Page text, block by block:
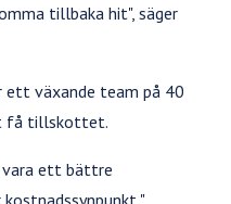
tillbaka hit", säger
ett växande team på 40
få tillskottet.
vara ett bättre